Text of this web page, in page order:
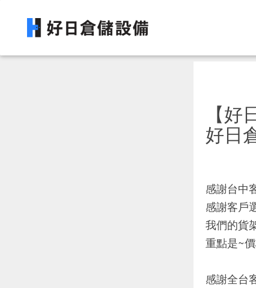
【
好日
感謝台中
感謝客戶
我們的貨
重點是~
感謝全台